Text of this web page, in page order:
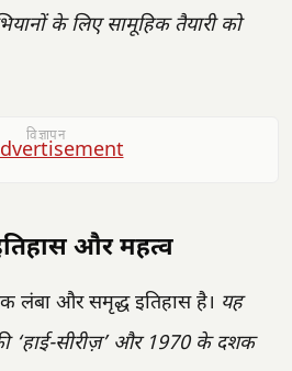
के लिए सामूहिक तैयारी को
विज्ञापन
और महत्व
लंबा और समृद्ध इतिहास है। यह
सीरीज़’ और 1970 के दशक